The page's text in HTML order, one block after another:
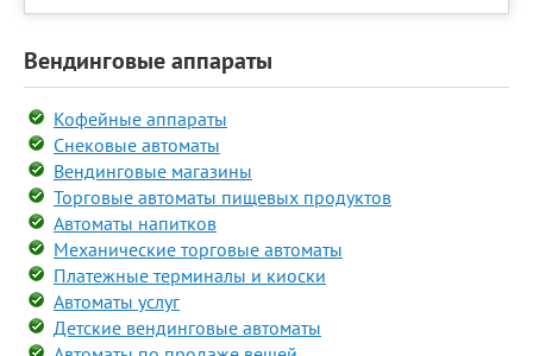
Вендинговые аппараты
Кофейные аппараты
Снековые автоматы
Вендинговые магазины
Торговые автоматы пищевых продуктов
Автоматы напитков
Механические торговые автоматы
Платежные терминалы и киоски
Автоматы услуг
Детские вендинговые автоматы